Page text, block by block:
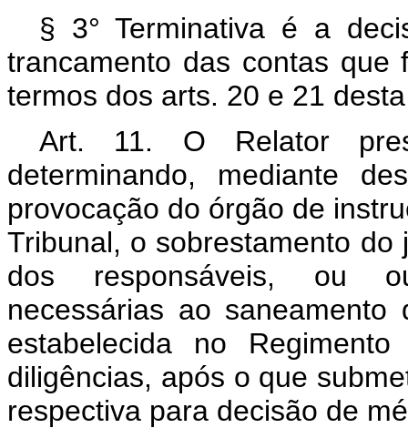
§ 3° Terminativa é a
trancamento das contas que
termos dos arts. 20 e 21
Art. 11. O Relator
determinando, mediante
provocação do órgão de
Tribunal, o sobrestamento
dos responsáveis, ou
necessárias ao
estabelecida no
diligências, após o que
respectiva para decisão de